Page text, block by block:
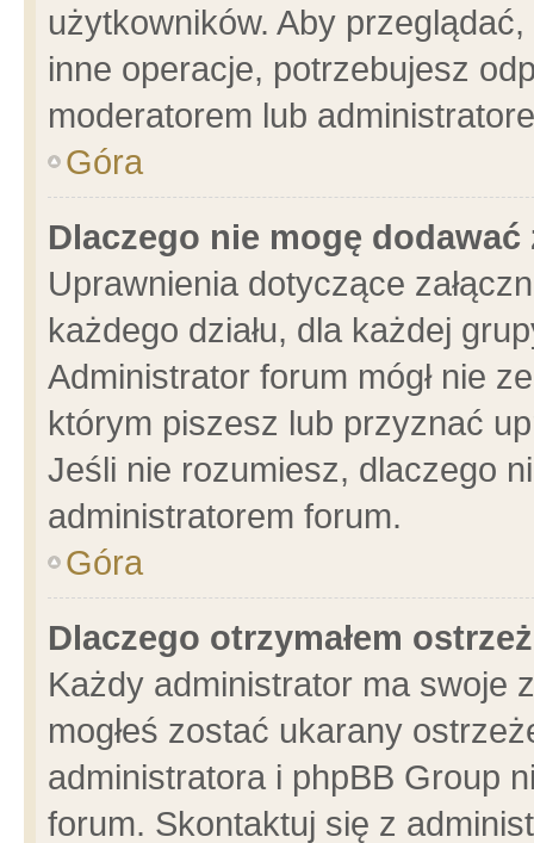
użytkowników. Aby
inne operacje, potrzebujesz
moderatorem lub
Góra
Dlaczego nie mogę dodawać
Uprawnienia dotyczące
każdego działu, dla każdej
Administrator forum mógł nie
którym piszesz lub przyznać
Jeśli nie rozumiesz, dlaczego
administratorem forum.
Góra
Dlaczego otrzymałem
Każdy administrator ma swoje
mogłeś zostać ukarany
administratora i phpBB Group
forum. Skontaktuj się z